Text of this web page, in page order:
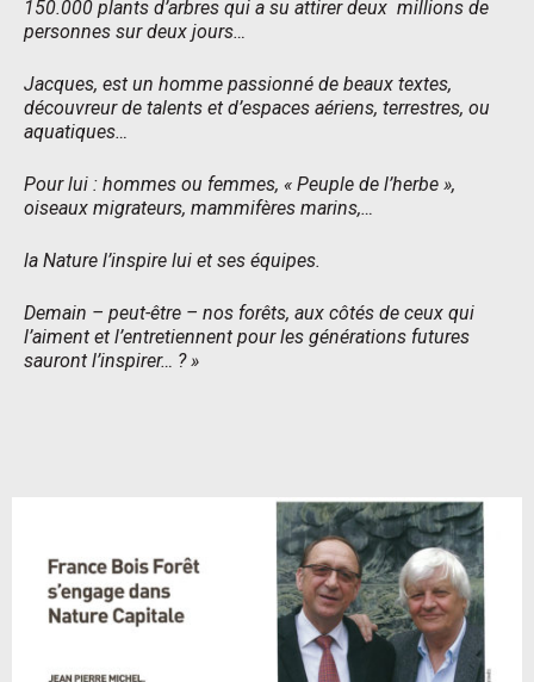
150.000 plants d’arbres qui a su attirer deux millions de
personnes sur deux jours…
Jacques, est un homme passionné de beaux textes,
découvreur de talents et d’espaces aériens, terrestres, ou
aquatiques…
Pour lui : hommes ou femmes, « Peuple de l’herbe »,
oiseaux migrateurs, mammifères marins,…
la Nature l’inspire lui et ses équipes.
Demain – peut-être – nos forêts, aux côtés de ceux qui
l’aiment et l’entretiennent pour les générations futures
sauront l’inspirer… ? »